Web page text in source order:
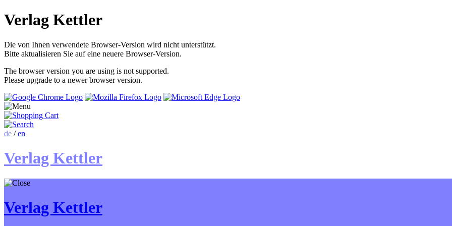
Verlag Kettler
Die von Ihnen verwendete Browser-Version wird nicht unterstützt.
Bitte aktualisieren Sie auf eine neuere Browser-Version.
The browser version you are using is not supported.
Please upgrade to a newer browser version.
de /en
Verlag Kettler
Verlag Kettler